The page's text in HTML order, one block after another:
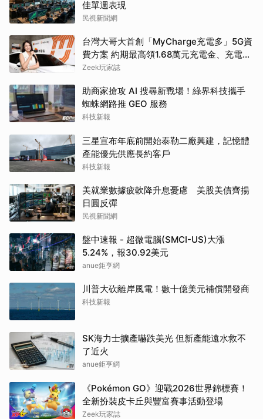
佳單週表現
民視新聞網
台灣大哥大首創「MyCharge充電多」5G資
費方案 約期最高領1.68萬元充電金、充電最
高89折
Zeek玩家誌
助商家搶攻 AI 搜尋新戰場！綠界科技攜手
蜘蛛網路推 GEO 服務
科技新報
三星宣布年底前開始泰勒二廠興建，記憶體
產能優先供應長約客戶
科技新報
美就業數據疲軟降升息憂慮 美股美債齊揚
日圓反彈
民視新聞網
盤中速報 - 超微電腦(SMCI-US)大漲
5.24%，報30.92美元
anue鉅亨網
川普大砍離岸風電！數十億美元補償開發商
科技新報
SK海力士擴產嚇跌美光 但新產能遠水救不
了近火
anue鉅亨網
《Pokémon GO》迎戰2026世界錦標賽！
全新扮裝皮卡丘與豐富賽事活動登場
Zeek玩家誌